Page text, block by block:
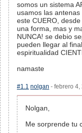
somos un sistema
usamos las
este CUERO,
una forma, mas y
NUNCA! se debio
pueden llegar al
espiritualidad
namaste
#1.1 nolgan - febrero 4,
Nolgan,
Me sorprende tu